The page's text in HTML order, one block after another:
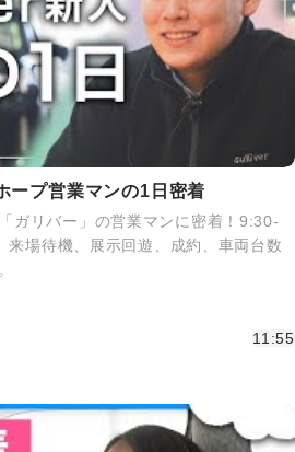
ープ営業マンの1日密着
ガリバー」の営業マンに密着！9:30-
来場待機、展示回遊、成約、車両台数
11:55